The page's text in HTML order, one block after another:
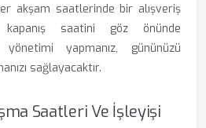
akşam saatlerinde bir alışveriş
saatini göz önünde
yapmanız, gününüzü
sağlayacaktır.
Saatleri Ve İşleyişi